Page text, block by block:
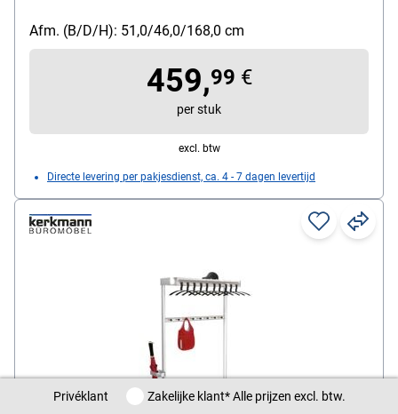
Afm. (B/D/H): 51,0/46,0/168,0 cm
459,99 €
per stuk
excl. btw
Directe levering per pakjesdienst, ca. 4 - 7 dagen levertijd
PrivéklantPrivéklant / Zakelijke klant
Zakelijke klant* Alle prijzen excl. btw.